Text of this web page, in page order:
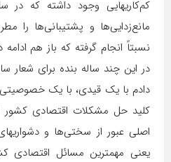
مانع‌زدایی‌ها و پشتیبانی‌ها را
نسبتاً انجام گرفته که باز هم
در این چند ساله بنده برای شعار
دادم با یک قیدی، با یک
کلید حل مشکلات اقتصادی کشور
اصلی عبور از سختی‌ها و
یعنی مهمترین مسائل اقتصادی